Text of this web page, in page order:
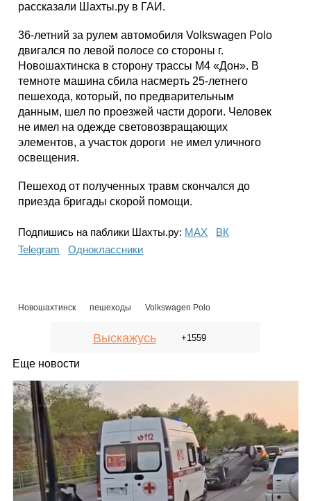
Фотогалерея
рассказали Шахты.ру в ГАИ.
36-летний за рулем автомобиля Volkswagen Polo
двигался по левой полосе со стороны г.
Новошахтинска в сторону трассы М4 «Дон». В
темноте машина сбила насмерть 25-летнего
пешехода, который, по предварительным
данным, шел по проезжей части дороги. Человек
не имел на одежде световозвращающих
элементов, а участок дороги не имел уличного
освещения.
Пешеход от полученных травм скончался до
приезда бригады скорой помощи.
Подпишись на паблики Шахты.ру: МАХ
ВК
Telegram
Одноклассники
Новошахтинск пешеходы Volkswagen Polo
Выскажусь +1559
Еще новости